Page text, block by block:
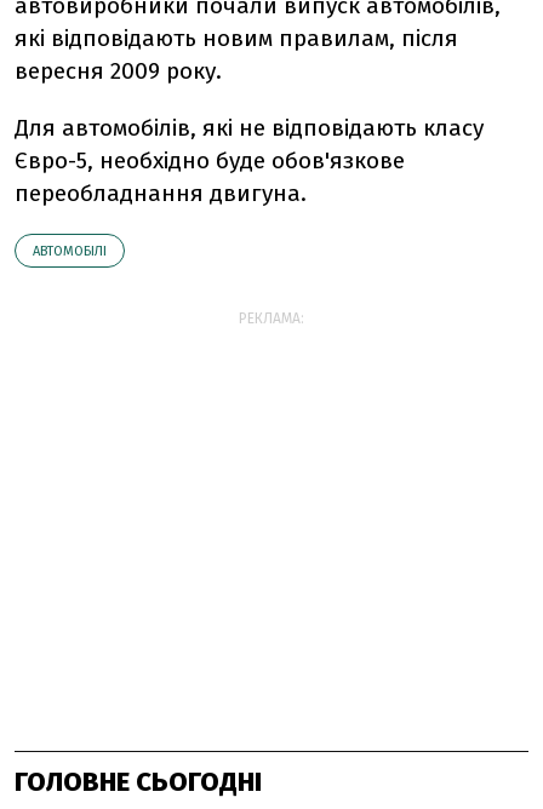
які відповідають новим правилам, після
вересня 2009 року.
Для автомобілів, які не відповідають класу
Євро-5, необхідно буде обов'язкове
переобладнання двигуна.
АВТОМОБІЛІ
РЕКЛАМА:
ГОЛОВНЕ СЬОГОДНІ